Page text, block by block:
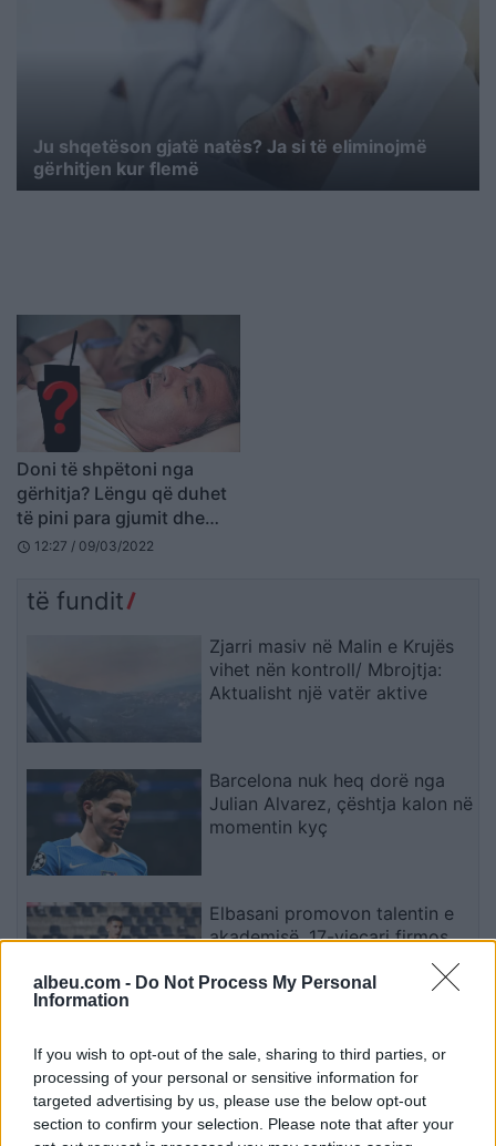
albeu.com - Do Not Process My Personal
Information
If you wish to opt-out of the sale, sharing to third parties, or
processing of your personal or sensitive information for
targeted advertising by us, please use the below opt-out
section to confirm your selection. Please note that after your
Ju shqetëson gjatë natës? Ja si të eliminojmë
gërhitjen kur flemë
Doni të shpëtoni nga
gërhitja? Lëngu që duhet
të pini para gjumit dhe
familja do të jetë e lumtur
schedule 12:27 / 09/03/2022
të fundit
Zjarri masiv në Malin e Krujës
vihet nën kontroll/ Mbrojtja:
Aktualisht një vatër aktive
Barcelona nuk heq dorë nga
Julian Alvarez, çështja kalon në
momentin kyç
Elbasani promovon talentin e
akademisë, 17-vjeçari firmos
Pasojat që la pas zjarri i madh
në Krujë, banorët tregojnë
momentet e tmerrit: Flakët i
kemi mbajtur vetë nën kontroll,
zjarrfikësja fiku vetëm vatrat e